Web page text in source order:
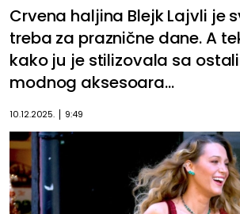
Crvena haljina Blejk Lajvli je
treba za praznične dane. A
kako ju je stilizovala sa
modnog aksesoara...
10.12.2025. 9:49